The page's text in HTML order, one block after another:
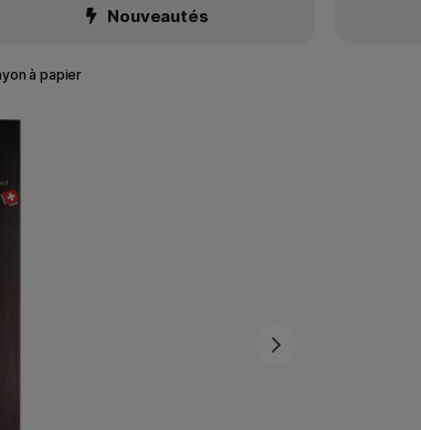
Nouveautés
à papier